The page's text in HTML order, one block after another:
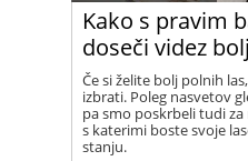
Kako s pravim
doseči videz
Če si želite bolj polnih
izbrati. Poleg nasvetov
pa smo poskrbeli tudi
s katerimi boste svoje
stanju.